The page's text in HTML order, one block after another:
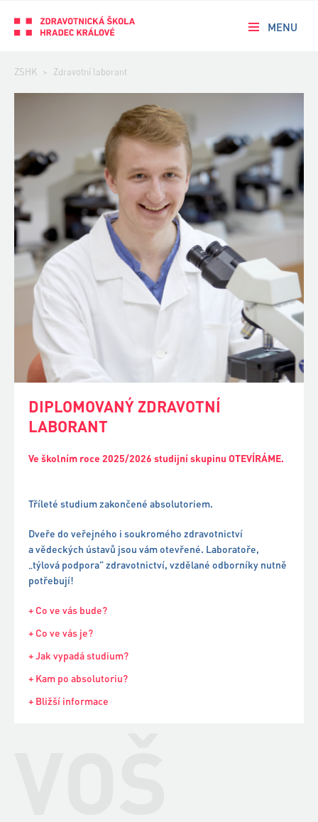
MENU
ZSHK > Zdravotní laborant
DIPLOMOVANÝ ZDRAVOTNÍ
LABORANT
Ve školním roce 2025/2026 studijní skupinu OTEVÍRÁME.
Tříleté studium zakončené absolutoriem.
Dveře do veřejného i soukromého zdravotnictví
a vědeckých ústavů jsou vám otevřené. Laboratoře,
„týlová podpora” zdravotnictví, vzdělané odborníky nutně
potřebují!
+ Co ve vás bude?
+ Co ve vás je?
+ Jak vypadá studium?
+ Kam po absolutoriu?
+ Bližší informace